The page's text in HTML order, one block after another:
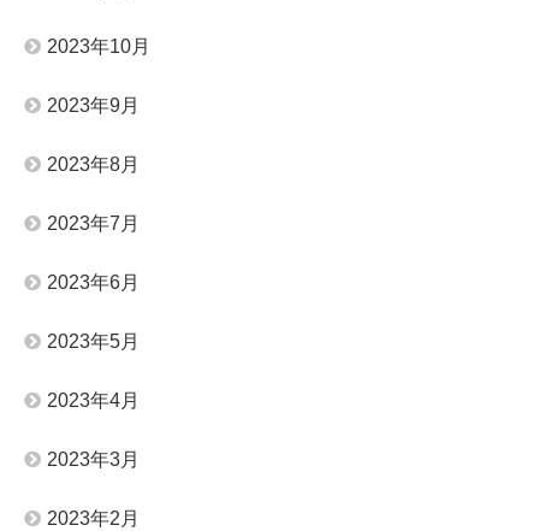
2023年10月
2023年9月
2023年8月
2023年7月
2023年6月
2023年5月
2023年4月
2023年3月
2023年2月